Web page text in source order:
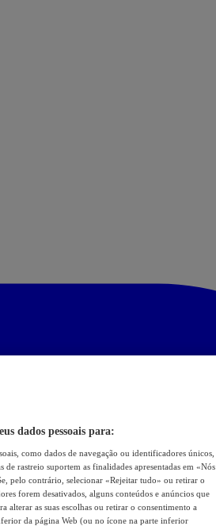
dados pessoais para:
como dados de navegação ou identificadores únicos,
rastreio suportem as finalidades apresentadas em «Nós
pelo contrário, selecionar «Rejeitar tudo» ou retirar o
forem desativados, alguns conteúdos e anúncios que
alterar as suas escolhas ou retirar o consentimento a
da página Web (ou no ícone na parte inferior